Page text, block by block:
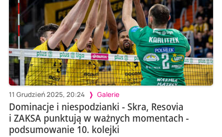
11 Grudzień 2025, 20:24 Galerie
Dominacje i niespodzianki - Skra, Resovia
i ZAKSA punktują w ważnych momentach -
podsumowanie 10. kolejki